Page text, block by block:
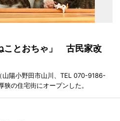
ことおちゃ」 古民家改
陽小野田市山川、TEL 070-9186-
の住宅街にオープンした。